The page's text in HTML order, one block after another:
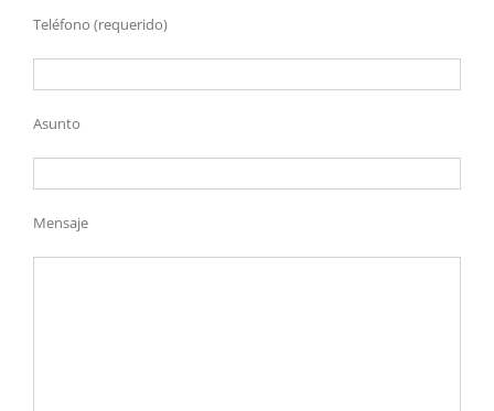
Teléfono (requerido)
Asunto
Mensaje